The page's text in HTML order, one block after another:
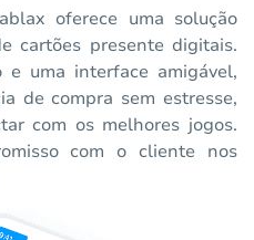
oferece uma solução
cartões presente digitais.
e uma interface amigável,
de compra sem estresse,
com os melhores jogos.
com o cliente nos